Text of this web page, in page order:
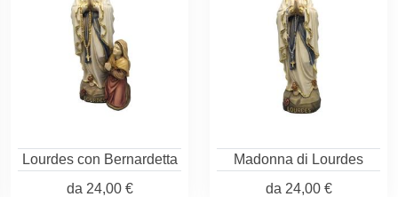
Lourdes con Bernardetta
da 24,00 €
Madonna di Lourdes
da 24,00 €